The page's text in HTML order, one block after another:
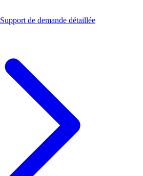
Support de demande détaillée